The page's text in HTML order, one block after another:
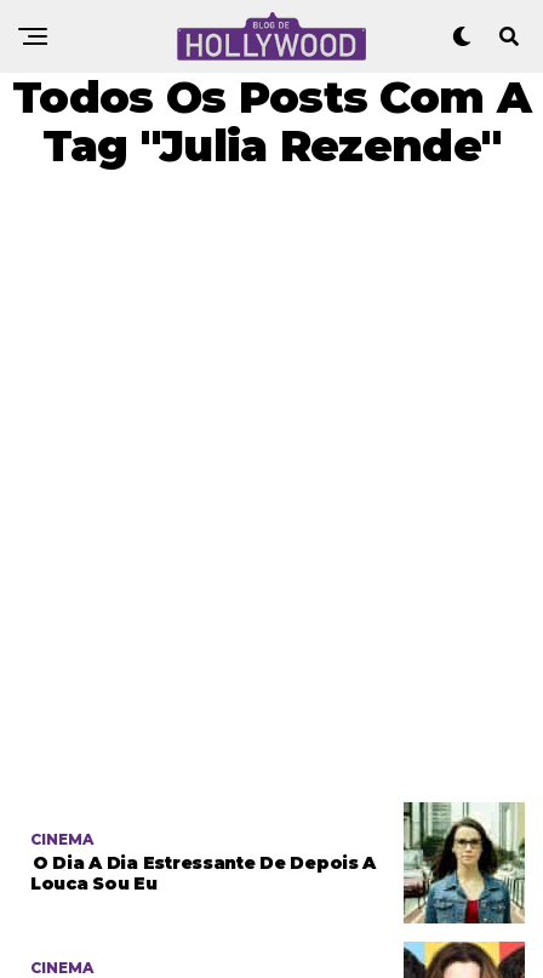
Todos Os Posts Com A
Tag "Julia Rezende"
CINEMA
O Dia A Dia Estressante De Depois A
Louca Sou Eu
CINEMA